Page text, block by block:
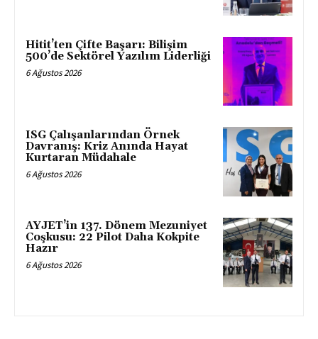
Hitit’ten Çifte Başarı: Bilişim
500’de Sektörel Yazılım Liderliği
6 Ağustos 2026
ISG Çalışanlarından Örnek
Davranış: Kriz Anında Hayat
Kurtaran Müdahale
6 Ağustos 2026
AYJET’in 137. Dönem Mezuniyet
Coşkusu: 22 Pilot Daha Kokpite
Hazır
6 Ağustos 2026